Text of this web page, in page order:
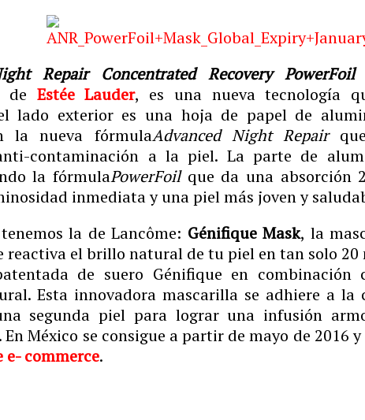
Repair Concentrated Recovery PowerFoil
de Estée Lauder, es una nueva tecnología
lado exterior es una hoja de papel de
la nueva fórmulaAdvanced Night Repair
contaminación a la piel. La parte de
la fórmulaPowerFoilque da una absorción
inmediata y una piel más joven y
la de Lancôme: Génifique Mask, la
reactiva el brillo natural de tu piel en tan solo 20
de suero Génifique en
Esta innovadora mascarilla se adhiere a la
segunda piel para lograr una infusión
México se consigue a partir de mayo de 2016
e- commerce.